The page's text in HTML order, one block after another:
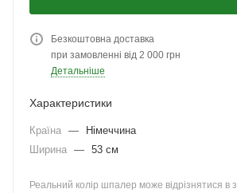
Безкоштовна доставка
при замовленні від 2 000 грн
Детальніше
Характеристики
Країна —
Німеччина
Ширина — 53 см
Реальний колір шпалер може відрізнятися в